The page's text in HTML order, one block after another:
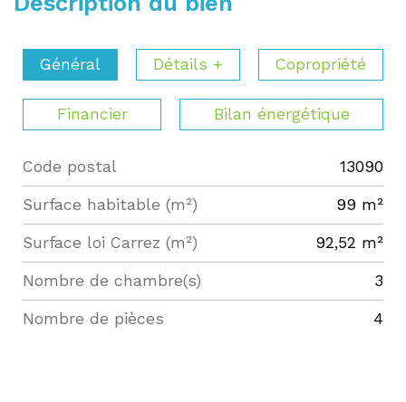
Général Détails + Copropriété
Financier Bilan énergétique
Label Value
Code postal 13090
Surface habitable (m²) 99 m²
Surface loi Carrez (m²) 92,52 m²
Nombre de chambre(s) 3
Nombre de pièces 4